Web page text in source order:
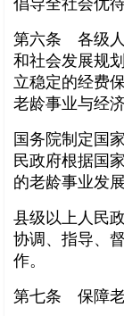
倡导全社会优
第六条 各级人
和社会发展规
立稳定的经费
老龄事业与经
国务院制定国
民政府根据国
的老龄事业发
县级以上人民
协调、指导、
作。
第七条 保障老